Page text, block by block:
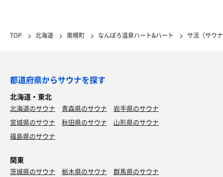
TOP 北海道 南幌町 なんぽろ温泉ハート&ハート サ活（サウ
都道府県からサウナを探す
北海道・東北
北海道のサウナ 青森県のサウナ
岩手県のサウナ
宮城県のサウナ
秋田県のサウナ
山形県のサウナ
福島県のサウナ
関東
茨城県のサウナ 栃木県のサウナ
群馬県のサウナ